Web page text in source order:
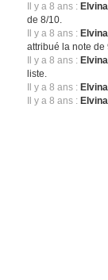
Il y a 8 ans : Elvina
de 8/10.
Il y a 8 ans : Elvina
attribué la note de
Il y a 8 ans : Elvina
liste.
Il y a 8 ans : Elvina
Il y a 8 ans : Elvina